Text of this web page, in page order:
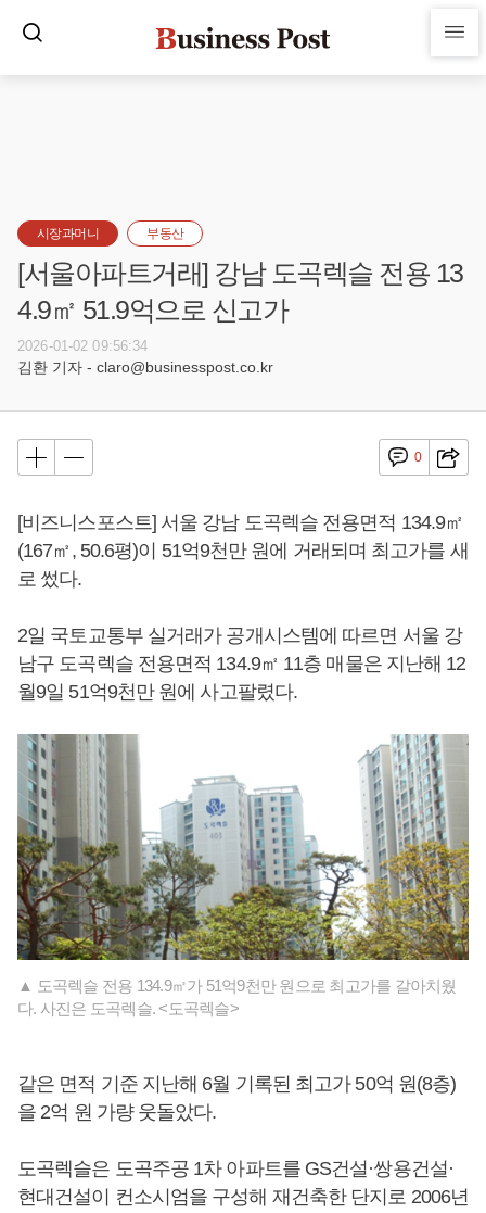
시장과머니 부동산
[서울아파트거래] 강남 도곡렉슬 전용 13
4.9㎡ 51.9억으로 신고가
2026-01-02 09:56:34
김환 기자 - claro@businesspost.co.kr
0
[비즈니스포스트] 서울 강남 도곡렉슬 전용면적 134.9㎡
(167㎡, 50.6평)이 51억9천만 원에 거래되며 최고가를 새
로 썼다.
2일 국토교통부 실거래가 공개시스템에 따르면 서울 강
남구 도곡렉슬 전용면적 134.9㎡ 11층 매물은 지난해 12
월9일 51억9천만 원에 사고팔렸다.
▲ 도곡렉슬 전용 134.9㎡가 51억9천만 원으로 최고가를 갈아치웠
다. 사진은 도곡렉슬. <도곡렉슬>
같은 면적 기준 지난해 6월 기록된 최고가 50억 원(8층)
을 2억 원 가량 웃돌았다.
도곡렉슬은 도곡주공 1차 아파트를 GS건설·쌍용건설·
현대건설이 컨소시엄을 구성해 재건축한 단지로 2006년